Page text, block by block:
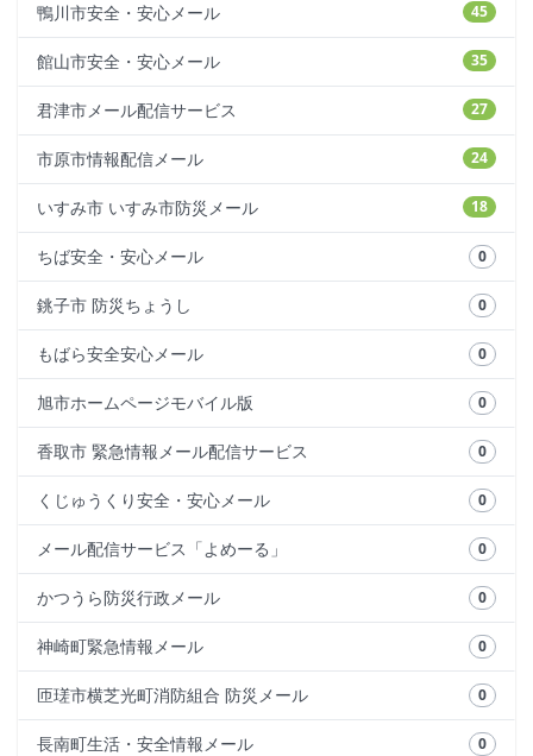
45
鴨川市安全・安心メール
35
館山市安全・安心メール
27
君津市メール配信サービス
24
市原市情報配信メール
18
いすみ市 いすみ市防災メール
0
ちば安全・安心メール
0
銚子市 防災ちょうし
0
もばら安全安心メール
0
旭市ホームページモバイル版
0
香取市 緊急情報メール配信サービス
0
くじゅうくり安全・安心メール
0
メール配信サービス「よめーる」
0
かつうら防災行政メール
0
神崎町緊急情報メール
0
匝瑳市横芝光町消防組合 防災メール
0
長南町生活・安全情報メール